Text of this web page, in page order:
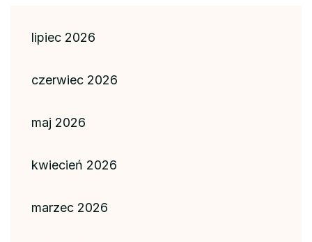
lipiec 2026
czerwiec 2026
maj 2026
kwiecień 2026
marzec 2026